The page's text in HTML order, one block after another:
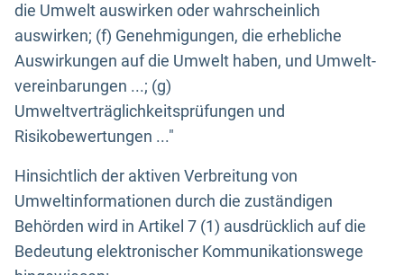
die Umwelt auswirken oder wahrscheinlich
auswirken; (f) Genehmigungen, die erhebliche
Auswirkungen auf die Umwelt haben, und Umwelt-
vereinbarungen ...; (g)
Umweltverträglichkeitsprüfungen und
Risikobewertungen ..."
Hinsichtlich der aktiven Verbreitung von
Umweltinformationen durch die zuständigen
Behörden wird in Artikel 7 (1) ausdrücklich auf die
Bedeutung elektronischer Kommunikationswege